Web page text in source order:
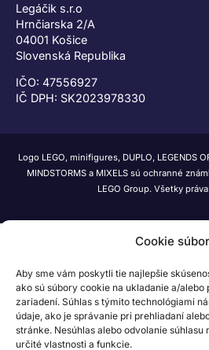
Cookie
Aby sme vám poskytli tie najlepšie
ako sú súbory cookie na ukladanie a/
zariadení. Súhlas s týmito technológiami
údaje, ako je správanie pri prehliadaní
stránke. Nesúhlas alebo odvolanie
určité vlastnosti a funkcie.
Legáčik s.r.o
Hrnčiarska 2/A
04001 Košice
Slovenská Republika
IČO: 47556927
IČ DPH: SK2023978330
Logo LEGO, minifigures, DUPLO, LEGENDS
MINDSTORMS a MIXELS sú ochranné
LEGO Group. Všetky